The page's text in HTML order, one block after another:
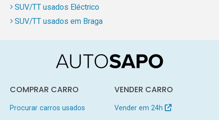
SUV/TT usados Eléctrico
SUV/TT usados em Braga
COMPRAR CARRO
Procurar carros usados
VENDER CARRO
Vender em 24h